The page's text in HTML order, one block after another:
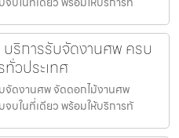
ริการรับจัดงานศพ ครบ
วประเทศ
ดงานศพ จัดดอกไม้งานศพ
จบในที่เดียว พร้อมให้บริการทั